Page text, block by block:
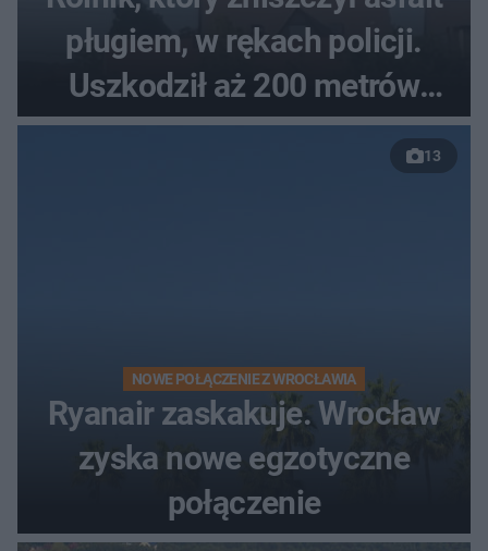
pługiem, w rękach policji.
Uszkodził aż 200 metrów
nowej drogi
13
NOWE POŁĄCZENIE Z WROCŁAWIA
Ryanair zaskakuje. Wrocław
zyska nowe egzotyczne
połączenie